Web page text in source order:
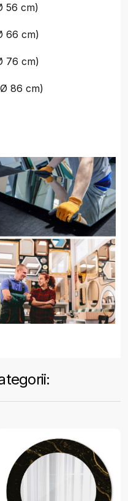
56 cm)
66 cm)
76 cm)
86 cm)